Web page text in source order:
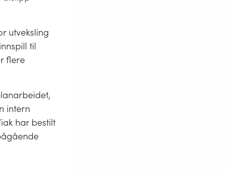
utveksling
til
flere
intern
har bestilt